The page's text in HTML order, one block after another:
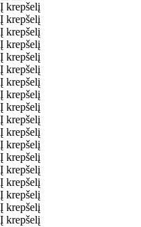
Į krepšelį
Į krepšelį
Į krepšelį
Į krepšelį
Į krepšelį
Į krepšelį
Į krepšelį
Į krepšelį
Į krepšelį
Į krepšelį
Į krepšelį
Į krepšelį
Į krepšelį
Į krepšelį
Į krepšelį
Į krepšelį
Į krepšelį
Į krepšelį